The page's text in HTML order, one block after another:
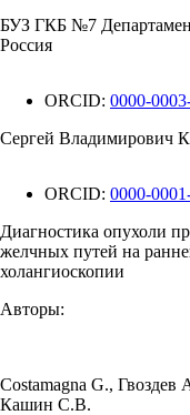
БУЗ ГКБ №7
Россия
ORCID: 0000-
Сергей Владимирович
ORCID: 0000-
Диагностика опухоли
желчных путей на
холангиоскопии
Авторы:
Costamagna G., Гвоздев
Кашин С.В.